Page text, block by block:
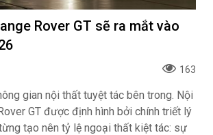
Rover GT sẽ ra mắt vào
163
gian nội thất tuyệt tác bên trong. Nội
GT được định hình bởi chính triết lý
tạo nên tỷ lệ ngoại thất kiệt tác: sự